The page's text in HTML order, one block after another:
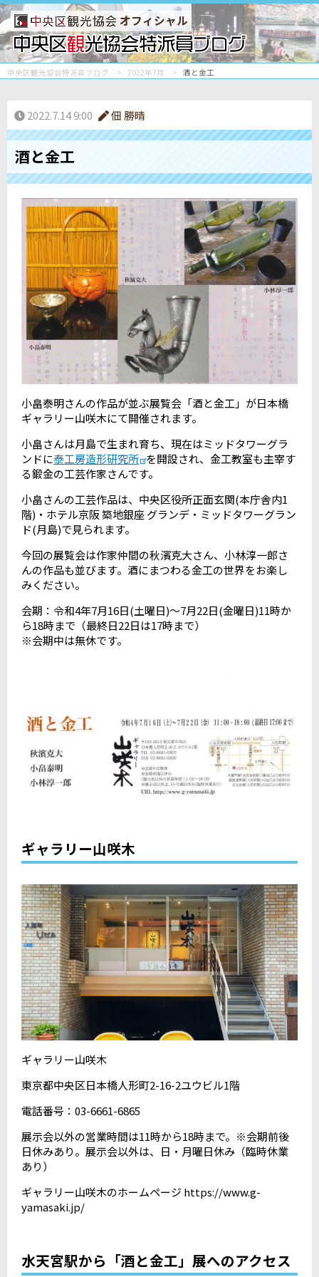
オフィシャル
中央区観光協会特派員ブログ 2022年7月 酒と金工
2022.7.14 9:00 佃 勝晴
酒と金工
小畠泰明さんの作品が並ぶ展覧会「酒と金工」が日本橋
ギャラリー山咲木にて開催されます。
小畠さんは月島で生まれ育ち、現在はミッドタワーグラ
ンドに泰工房造形研究所 を開設され、金工教室も主宰す
る鍛金の工芸作家さんです。
小畠さんの工芸作品は、中央区役所正面玄関(本庁舎内1
階)・ホテル京阪 築地銀座 グランデ・ミッドタワーグラン
ド(月島)で見られます。
今回の展覧会は作家仲間の秋濱克大さん、小林淳一郎さ
んの作品も並びます。酒にまつわる金工の世界をお楽し
みください。
会期：令和4年7月16日(土曜日)～7月22日(金曜日)11時か
ら18時まで（最終日22日は17時まで）
※会期中は無休です。
ギャラリー山咲木
ギャラリー山咲木
東京都中央区日本橋人形町2-16-2ユウビル1階
電話番号：03-6661-6865
展示会以外の営業時間は11時から18時まで。※会期前後
日休みあり。展示会以外は、日・月曜日休み（臨時休業
あり）
ギャラリー山咲木のホームページ https://www.g-
yamasaki.jp/
水天宮駅から「酒と金工」展へのアクセス